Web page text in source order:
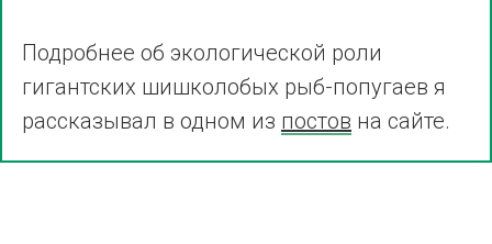
Подробнее об экологической роли
гигантских шишколобых рыб-попугаев я
рассказывал в одном из постов на сайте.